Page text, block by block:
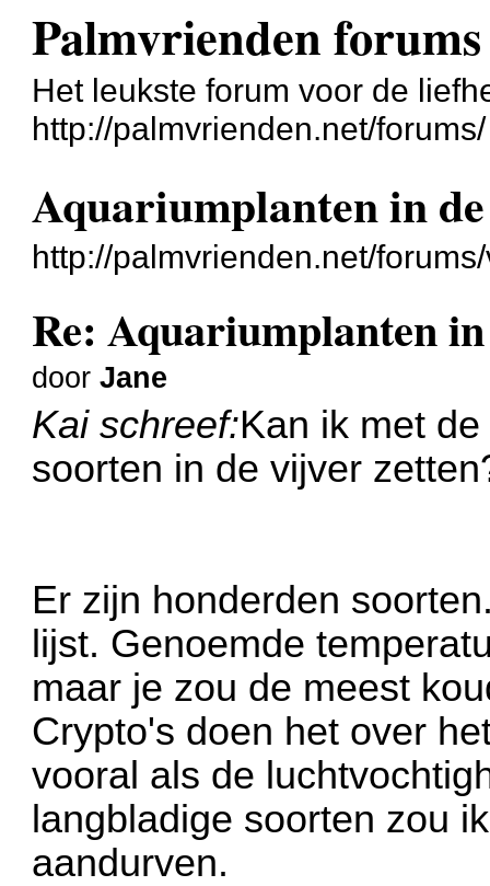
Palmvrienden forums
Het leukste forum voor de
http://palmvrienden.net/forums/
Aquariumplanten in
http://palmvrienden.net/
Re: Aquariumplanten
doorJane
Kai schreef:Kan ik met
soorten in de vijver
Er zijn honderden
lijst. Genoemde
maar je zou de meest
Crypto's doen het over
vooral als de
langbladige soorten zou
aandurven.